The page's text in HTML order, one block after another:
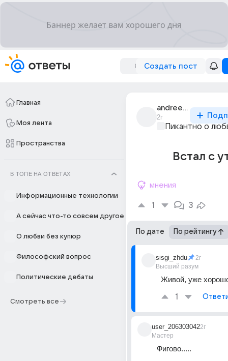
Создать пост
Главная
Моя лента
Пространства
В ТОПЕ НА ОТВЕТАХ
Информационные технологии
А сейчас что-то совсем другое
О любви без купюр
Философский вопрос
Политические дебаты
Смотреть все
andreev_255
2г
Пикантно о
Встал с
мнения
1 3
По дате По рейтингу
sisgi_zhdu
Высший разум
2г
Живой, уже
1
user_206303042
Мастер
2г
Фигово.....